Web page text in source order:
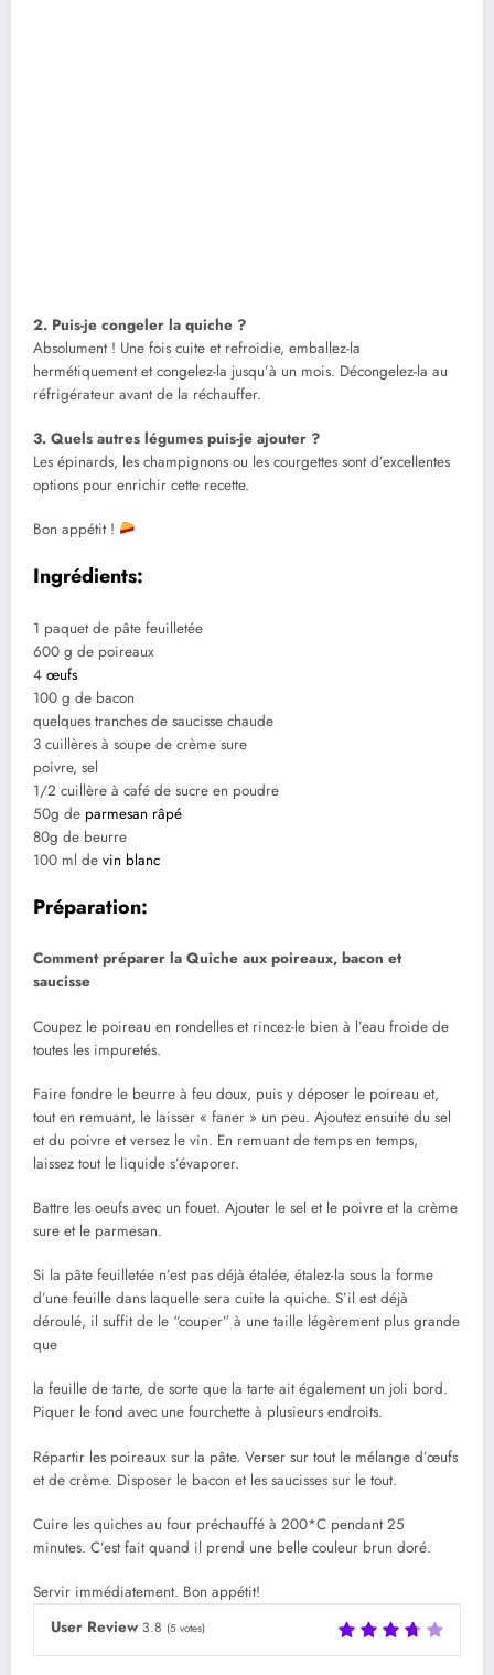
2. Puis-je congeler la quiche ?
Absolument ! Une fois cuite et refroidie, emballez-la
hermétiquement et congelez-la jusqu’à un mois. Décongelez-la au
réfrigérateur avant de la réchauffer.
3. Quels autres légumes puis-je ajouter ?
Les épinards, les champignons ou les courgettes sont d’excellentes
options pour enrichir cette recette.
Bon appétit !
Ingrédients:
1 paquet de pâte feuilletée
600 g de poireaux
4 œufs
100 g de bacon
quelques tranches de saucisse chaude
3 cuillères à soupe de crème sure
poivre, sel
1/2 cuillère à café de sucre en poudre
50g de parmesan râpé
80g de beurre
100 ml de vin blanc
Préparation:
Comment préparer la Quiche aux poireaux, bacon et
saucisse
Coupez le poireau en rondelles et rincez-le bien à l’eau froide de
toutes les impuretés.
Faire fondre le beurre à feu doux, puis y déposer le poireau et,
tout en remuant, le laisser « faner » un peu. Ajoutez ensuite du sel
et du poivre et versez le vin. En remuant de temps en temps,
laissez tout le liquide s’évaporer.
Battre les oeufs avec un fouet. Ajouter le sel et le poivre et la crème
sure et le parmesan.
Si la pâte feuilletée n’est pas déjà étalée, étalez-la sous la forme
d’une feuille dans laquelle sera cuite la quiche. S’il est déjà
déroulé, il suffit de le “couper” à une taille légèrement plus grande
que
la feuille de tarte, de sorte que la tarte ait également un joli bord.
Piquer le fond avec une fourchette à plusieurs endroits.
Répartir les poireaux sur la pâte. Verser sur tout le mélange d’œufs
et de crème. Disposer le bacon et les saucisses sur le tout.
Cuire les quiches au four préchauffé à 200*C pendant 25
minutes. C’est fait quand il prend une belle couleur brun doré.
Servir immédiatement. Bon appétit!
User Review 3.8 (5 votes)